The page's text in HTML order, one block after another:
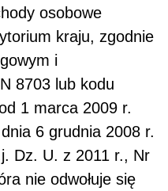
osobowe
kraju, zgodnie
i
8703 lub kodu
1 marca 2009 r.
6 grudnia 2008 r.
Dz. U. z 2011 r., Nr
nie odwołuje się